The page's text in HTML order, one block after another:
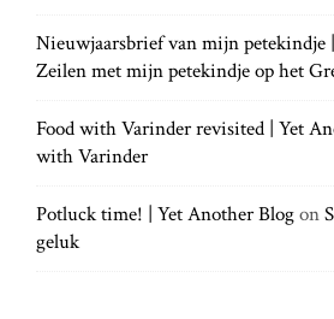
Nieuwjaarsbrief van mijn petekindje
Zeilen met mijn petekindje op het
Food with Varinder revisited | Yet
with Varinder
Potluck time! | Yet Another Blogon
geluk